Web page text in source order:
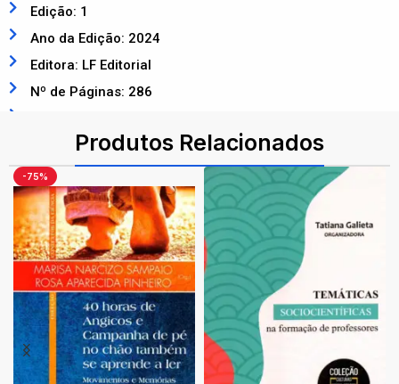
Edição: 1
Ano da Edição: 2024
Editora: LF Editorial
Nº de Páginas: 286
Produtos Relacionados
-75%